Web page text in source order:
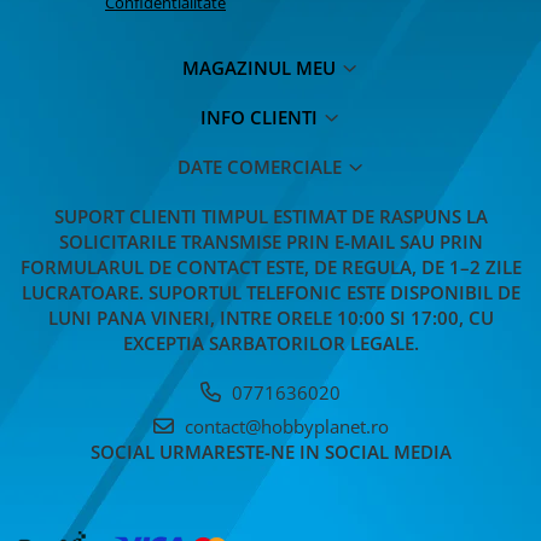
MAGAZINUL MEU
INFO CLIENTI
DATE COMERCIALE
SUPORT CLIENTI TIMPUL ESTIMAT DE RASPUNS LA
SOLICITARILE TRANSMISE PRIN E-MAIL SAU PRIN
FORMULARUL DE CONTACT ESTE, DE REGULA, DE 1–2 ZILE
LUCRATOARE. SUPORTUL TELEFONIC ESTE DISPONIBIL DE
LUNI PANA VINERI, INTRE ORELE 10:00 SI 17:00, CU
EXCEPTIA SARBATORILOR LEGALE.
0771636020
contact@hobbyplanet.ro
SOCIAL URMARESTE-NE IN SOCIAL MEDIA